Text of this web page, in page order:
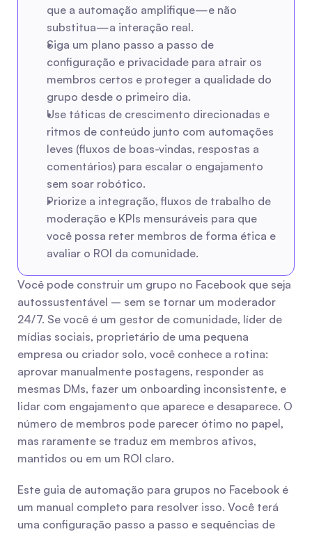
que a automação amplifique—e não
substitua—a interação real.
Siga um plano passo a passo de
configuração e privacidade para atrair os
membros certos e proteger a qualidade do
grupo desde o primeiro dia.
Use táticas de crescimento direcionadas e
ritmos de conteúdo junto com automações
leves (fluxos de boas-vindas, respostas a
comentários) para escalar o engajamento
sem soar robótico.
Priorize a integração, fluxos de trabalho de
moderação e KPIs mensuráveis para que
você possa reter membros de forma ética e
avaliar o ROI da comunidade.
Você pode construir um grupo no Facebook que seja
autossustentável – sem se tornar um moderador
24/7. Se você é um gestor de comunidade, líder de
mídias sociais, proprietário de uma pequena
empresa ou criador solo, você conhece a rotina:
aprovar manualmente postagens, responder as
mesmas DMs, fazer um onboarding inconsistente, e
lidar com engajamento que aparece e desaparece. O
número de membros pode parecer ótimo no papel,
mas raramente se traduz em membros ativos,
mantidos ou em um ROI claro.
Este guia de automação para grupos no Facebook é
um manual completo para resolver isso. Você terá
uma configuração passo a passo e sequências de